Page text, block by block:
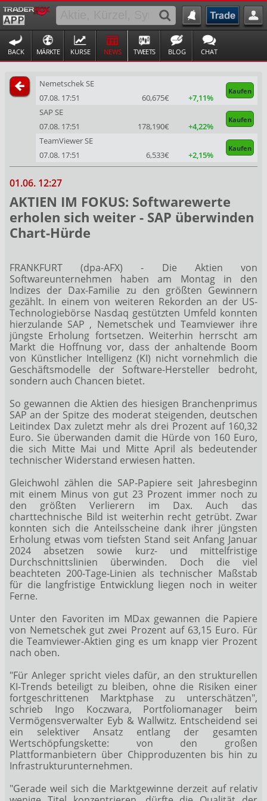
BACK MÄRKTE KURSE NEWS TWEETS BLOG CHAT
Nemetschek SE
Kaufen
07.08. 17:51 60,675€
+7,11%
SAP SE
Kaufen
07.08. 17:51 178,190€
+4,22%
TeamViewer SE
Kaufen
07.08. 17:51 6,533€ +2,15%
01.06. 12:27
AKTIEN IM FOKUS: Softwarewerte
erholen sich weiter - SAP überwinden
Chart-Hürde
FRANKFURT (dpa-AFX) - Die Aktien von
Softwareunternehmen haben am Montag in den
Indizes der Dax-Familie zu den größten Gewinnern
gezählt. In einem von weiteren Rekorden an der US-
Technologiebörse Nasdaq gestützten Umfeld konnten
hierzulande SAP , Nemetschek und Teamviewer ihre
jüngste Erholung fortsetzen. Weiterhin herrscht am
Markt die Hoffnung vor, dass der anhaltende Boom
von Künstlicher Intelligenz (KI) nicht vornehmlich die
Geschäftsmodelle der Software-Hersteller bedroht,
sondern auch Chancen bietet.
So gewannen die Aktien des hiesigen Branchenprimus
SAP an der Spitze des moderat steigenden, deutschen
Leitindex Dax zuletzt mehr als drei Prozent auf 160,32
Euro. Sie überwanden damit die Hürde von 160 Euro,
die sich Mitte Mai und Mitte April als bedeutender
technischer Widerstand erwiesen hatten.
Gleichwohl zählen die SAP-Papiere seit Jahresbeginn
mit einem Minus von gut 23 Prozent immer noch zu
den größten Verlierern im Dax. Auch das
charttechnische Bild ist weiterhin recht getrübt. Zwar
konnten sich die Anteilsscheine dank ihrer jüngsten
Erholung etwas vom tiefsten Stand seit Anfang Januar
2024 absetzen sowie kurz- und mittelfristige
Durchschnittslinien überwinden. Doch die viel
beachteten 200-Tage-Linien als technischer Maßstab
für die langfristige Entwicklung liegen noch in weiter
Ferne.
Unter den Favoriten im MDax gewannen die Papiere
von Nemetschek gut zwei Prozent auf 63,15 Euro. Für
die Teamviewer-Aktien ging es um knapp vier Prozent
nach oben.
"Für Anleger spricht vieles dafür, an den strukturellen
KI-Trends beteiligt zu bleiben, ohne die Risiken einer
fortgeschrittenen Marktphase zu unterschätzen",
schrieb Ingo Koczwara, Portfoliomanager beim
Vermögensverwalter Eyb & Wallwitz. Entscheidend sei
ein selektiver Ansatz entlang der gesamten
Wertschöpfungskette: von den großen
Plattformanbietern über Chipproduzenten bis hin zu
Infrastrukturunternehmen.
"Gerade weil sich die Marktgewinne derzeit auf relativ